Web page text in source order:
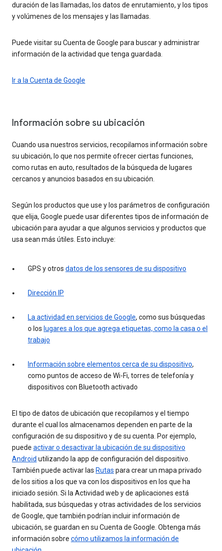
duración de las llamadas, los datos de enrutamiento, y los tipos
y volúmenes de los mensajes y las llamadas.
Puede visitar su Cuenta de Google para buscar y administrar
información de la actividad que tenga guardada.
Ir a la Cuenta de Google
Información sobre su ubicación
Cuando usa nuestros servicios, recopilamos información sobre
su ubicación, lo que nos permite ofrecer ciertas funciones,
como rutas en auto, resultados de la búsqueda de lugares
cercanos y anuncios basados en su ubicación.
Según los productos que use y los parámetros de configuración
que elija, Google puede usar diferentes tipos de información de
ubicación para ayudar a que algunos servicios y productos que
usa sean más útiles. Esto incluye:
GPS y otros datos de los sensores de su dispositivo
Dirección IP
La actividad en servicios de Google, como sus búsquedas
o los lugares a los que agrega etiquetas, como la casa o el
trabajo
Información sobre elementos cerca de su dispositivo,
como puntos de acceso de Wi-Fi, torres de telefonía y
dispositivos con Bluetooth activado
El tipo de datos de ubicación que recopilamos y el tiempo
durante el cual los almacenamos dependen en parte de la
configuración de su dispositivo y de su cuenta. Por ejemplo,
puede activar o desactivar la ubicación de su dispositivo
Android utilizando la app de configuración del dispositivo.
También puede activar las Rutas para crear un mapa privado
de los sitios a los que va con los dispositivos en los que ha
iniciado sesión. Si la Actividad web y de aplicaciones está
habilitada, sus búsquedas y otras actividades de los servicios
de Google, que también podrían incluir información de
ubicación, se guardan en su Cuenta de Google. Obtenga más
información sobre cómo utilizamos la información de